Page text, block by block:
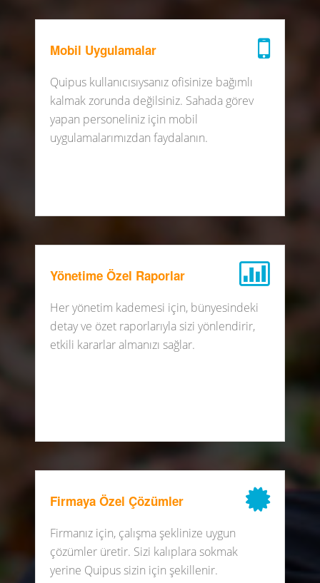
Mobil Uygulamalar
Quipus kullanıcısıysanız ofisinize bağımlı
kalmak zorunda değilsiniz. Sahada görev
yapan personeliniz için mobil
uygulamalarımızdan faydalanın.
Yönetime Özel Raporlar
Her yönetim kademesi için, bünyesindeki
detay ve özet raporlarıyla sizi yönlendirir,
etkili kararlar almanızı sağlar.
Firmaya Özel Çözümler
Firmanız için, çalışma şeklinize uygun
çözümler üretir. Sizi kalıplara sokmak
yerine Quipus sizin için şekillenir.